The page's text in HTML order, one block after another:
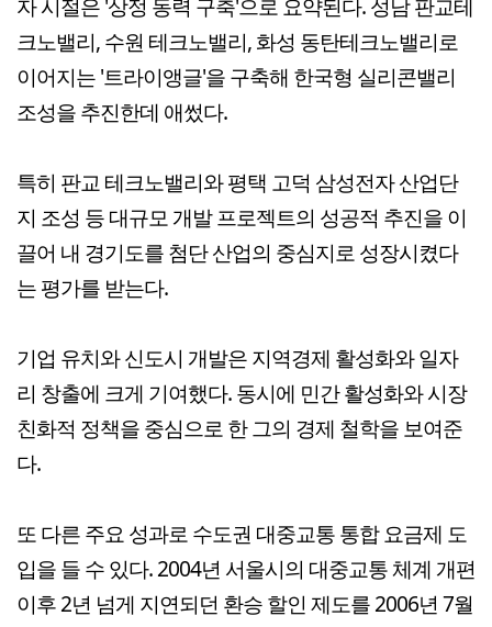
자 시절은 '상정 동력 구축'으로 요약된다. 성남 판교테
크노밸리, 수원 테크노밸리, 화성 동탄테크노밸리로
이어지는 '트라이앵글'을 구축해 한국형 실리콘밸리
조성을 추진한데 애썼다.
특히 판교 테크노밸리와 평택 고덕 삼성전자 산업단
지 조성 등 대규모 개발 프로젝트의 성공적 추진을 이
끌어 내 경기도를 첨단 산업의 중심지로 성장시켰다
는 평가를 받는다.
기업 유치와 신도시 개발은 지역경제 활성화와 일자
리 창출에 크게 기여했다. 동시에 민간 활성화와 시장
친화적 정책을 중심으로 한 그의 경제 철학을 보여준
다.
또 다른 주요 성과로 수도권 대중교통 통합 요금제 도
입을 들 수 있다. 2004년 서울시의 대중교통 체계 개편
이후 2년 넘게 지연되던 환승 할인 제도를 2006년 7월